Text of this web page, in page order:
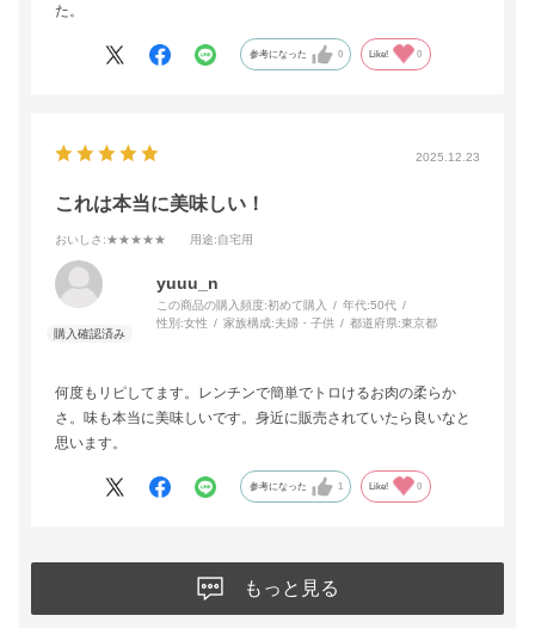
た。
参考になった 0 Like! 0
2025.12.23
これは本当に美味しい！
おいしさ :★★★★★ 用途:自宅用
yuuu_n
この商品の購入頻度:初めて購入 年代:50代
性別:女性 家族構成:夫婦・子供 都道府県:東京都
何度もリピしてます。レンチンで簡単でトロけるお肉の柔らか
さ。味も本当に美味しいです。身近に販売されていたら良いなと
思います。
参考になった 1 Like! 0
もっと見る